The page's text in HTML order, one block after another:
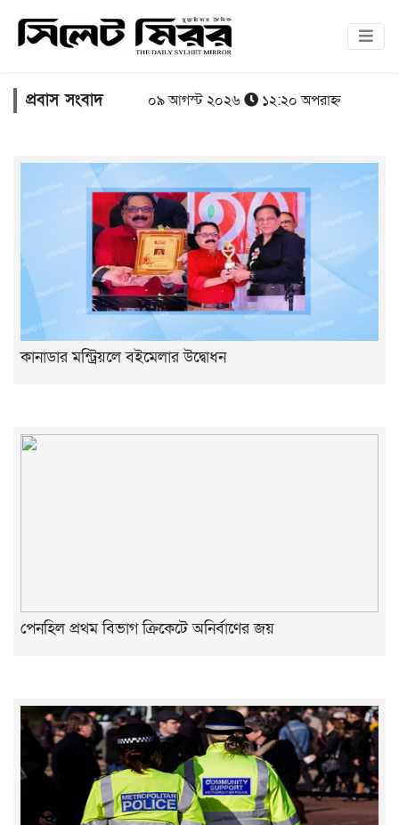
প্রবাস সংবাদ ০৯ আগস্ট ২০২৬ ১২:২০ অপরাহ্ন
কানাডার মন্ট্রিয়লে বইমেলার উদ্বোধন
পেনহিল প্রথম বিভাগ ক্রিকেটে অনির্বাণের জয়